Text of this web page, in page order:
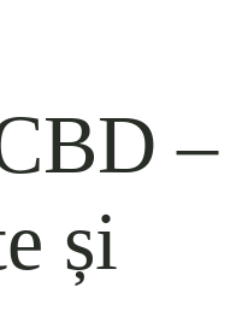
–
și